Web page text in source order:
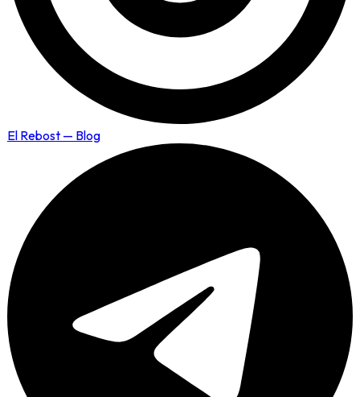
El Rebost — Blog